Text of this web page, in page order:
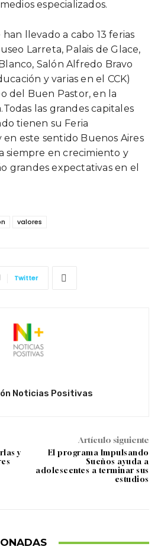
especializados.
llevado a cabo 13 ferias
Larreta, Palais de Glace,
Salón Alfredo Bravo
y varias en el CCK)
del Buen Pastor, en la
las grandes capitales
tienen su Feria
este sentido Buenos Aires
siempre en crecimiento y
grandes expectativas en el
valores
Twitter
Noticias Positivas
y
Artículo siguiente
El programa Impulsando
Sueños ayuda a
adolescentes a terminar sus
estudios